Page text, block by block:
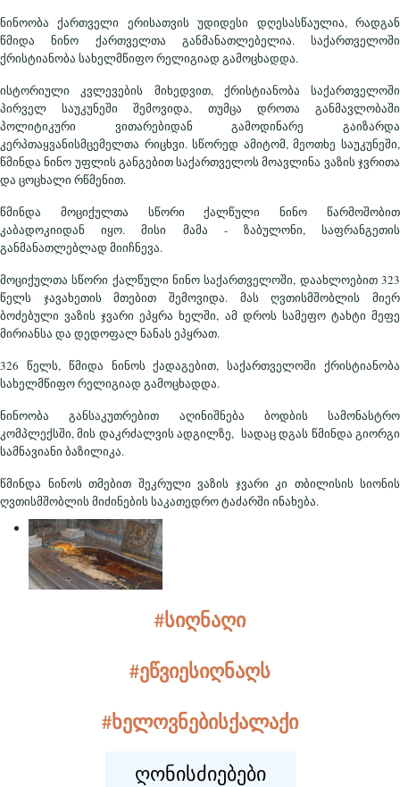
ნინოობა ქართველი ერისათვის უდიდესი დღესასწაულია, რადგან
წმიდა ნინო ქართველთა განმანათლებელია. საქართველოში
ქრისტიანობა სახელმწიფო რელიგიად გამოცხადდა.
ისტორიული კვლევების მიხედვით, ქრისტიანობა საქართველოში
პირველ საუკუნეში შემოვიდა, თუმცა დროთა განმავლობაში
პოლიტიკური ვითარებიდან გამოდინარე გაიზარდა
კერპთაყვანისმცემელთა რიცხვი. სწორედ ამიტომ, მეოთხე საუკუნეში,
წმინდა ნინო უფლის განგებით საქართველოს მოავლინა ვაზის ჯვრითა
და ცოცხალი რწმენით.
წმინდა მოციქულთა სწორი ქალწული ნინო წარმოშობით
კაბადოკიიდან იყო. მისი მამა - ზაბულონი, საფრანგეთის
განმანათლებლად მიიჩნევა.
მოციქულთა სწორი ქალწული ნინო საქართველოში, დაახლოებით 323
წელს ჯავახეთის მთებით შემოვიდა. მას ღვთისმშობლის მიერ
ბოძებული ვაზის ჯვარი ეპყრა ხელში, ამ დროს სამეფო ტახტი მეფე
მირიანსა და დედოფალ ნანას ეპყრათ.
326 წელს, წმიდა ნინოს ქადაგებით, საქართველოში ქრისტიანობა
სახელმწიფო რელიგიად გამოცხადდა.
ნინოობა განსაკუთრებით აღინიშნება ბოდბის სამონასტრო
კომპლექსში, მის დაკრძალვის ადგილზე, სადაც დგას წმინდა გიორგი
სამნავიანი ბაზილიკა.
წმინდა ნინოს თმებით შეკრული ვაზის ჯვარი კი თბილისის სიონის
ღვთისმშობლის მიძინების საკათედრო ტაძარში ინახება.
#სიღნაღი
#ეწვიესიღნაღს
#ხელოვნებისქალაქი
Ღონისძიებები